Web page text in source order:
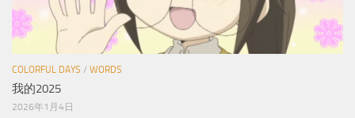
COLORFUL DAYS / WORDS
我的2025
2026年1月4日